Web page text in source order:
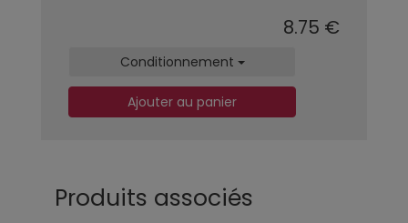
8.75 €
Conditionnement
Ajouter au panier
Produits associés